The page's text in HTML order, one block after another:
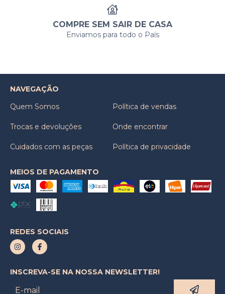
COMPRE SEM SAIR DE CASA
Enviamos para todo o País
NAVEGAÇÃO
Quem Somos
Política de vendas
Trocas e devoluções Onde encontrar
Cuidados com as peças Política de privacidade
MEIOS DE PAGAMENTO
REDES SOCIAIS
INSCREVA-SE NA NOSSA NEWSLETTER!